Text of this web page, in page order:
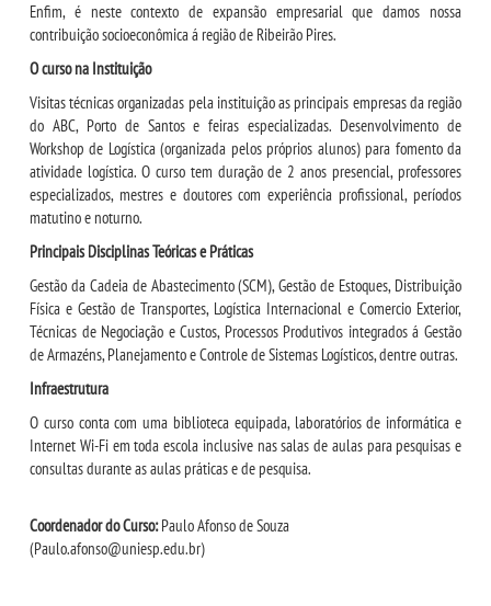
PORTAL DE PROFESSORES/ACADÊMICO
UNIESP
CONTATO
IMPRENSA
TRABALHE CONOSCO
OUVIDORIA
Enfim, é neste contexto de expansão empresarial que damos nossa
contribuição socioeconômica á região de Ribeirão Pires.
O curso na Instituição
Visitas técnicas organizadas pela instituição as principais empresas da região
do ABC, Porto de Santos e feiras especializadas. Desenvolvimento de
Workshop de Logística (organizada pelos próprios alunos) para fomento da
atividade logística. O curso tem duração de 2 anos presencial, professores
especializados, mestres e doutores com experiência profissional, períodos
matutino e noturno.
Principais Disciplinas Teóricas e Práticas
Gestão da Cadeia de Abastecimento (SCM), Gestão de Estoques, Distribuição
Física e Gestão de Transportes, Logística Internacional e Comercio Exterior,
Técnicas de Negociação e Custos, Processos Produtivos integrados á Gestão
de Armazéns, Planejamento e Controle de Sistemas Logísticos, dentre outras.
Infraestrutura
O curso conta com uma biblioteca equipada, laboratórios de informática e
Internet Wi-Fi em toda escola inclusive nas salas de aulas para pesquisas e
consultas durante as aulas práticas e de pesquisa.
Coordenador do Curso:Paulo Afonso de Souza
(Paulo.afonso@uniesp.edu.br)